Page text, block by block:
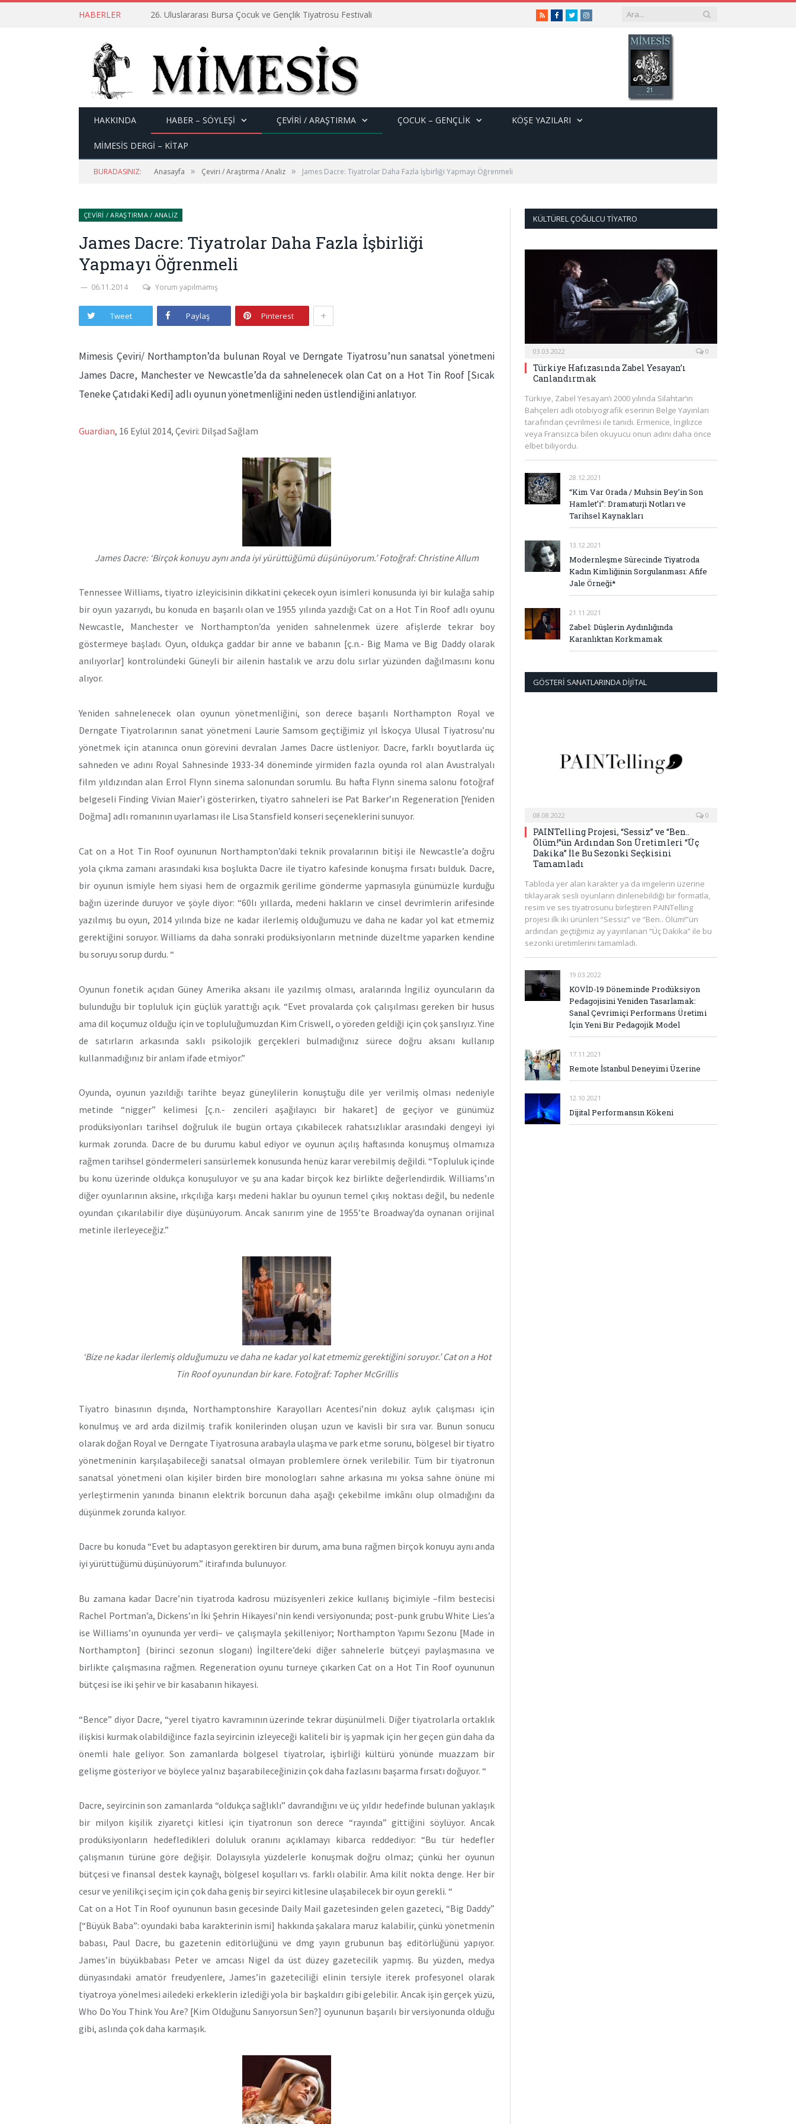
HABERLER 26. Uluslararası Bursa Çocuk ve Gençlik Tiyatrosu Festivali RSSFacebook
TwitterInstagram
HAKKINDA HABER – SÖYLEŞI ÇEVİRİ / ARAŞTIRMA ÇOCUK – GENÇLIK KÖŞE YAZILARI
MİMESİS DERGİ – KİTAP
BURADASINIZ: Anasayfa » Çeviri / Araştırma / Analiz » James Dacre: Tiyatrolar Daha Fazla İşbirliği Yapmayı Öğrenmeli
ÇEVIRI / ARAŞTIRMA / ANALIZ
James Dacre: Tiyatrolar Daha Fazla İşbirliği
Yapmayı Öğrenmeli
06.11.2014 Yorum yapılmamış
Tweet Paylaş Pinterest +
Mimesis Çeviri/ Northampton’da bulunan Royal ve Derngate Tiyatrosu’nun sanatsal yönetmeni
James Dacre, Manchester ve Newcastle’da da sahnelenecek olan Cat on a Hot Tin Roof [Sıcak
Teneke Çatıdaki Kedi] adlı oyunun yönetmenliğini neden üstlendiğini anlatıyor.
Guardian, 16 Eylül 2014, Çeviri: Dilşad Sağlam
James Dacre: ‘Birçok konuyu aynı anda iyi yürüttüğümü düşünüyorum.’ Fotoğraf: Christine Allum
Tennessee Williams, tiyatro izleyicisinin dikkatini çekecek oyun isimleri konusunda iyi bir kulağa sahip
bir oyun yazarıydı, bu konuda en başarılı olan ve 1955 yılında yazdığı Cat on a Hot Tin Roof adlı oyunu
Newcastle, Manchester ve Northampton’da yeniden sahnelenmek üzere afişlerde tekrar boy
göstermeye başladı. Oyun, oldukça gaddar bir anne ve babanın [ç.n.- Big Mama ve Big Daddy olarak
anılıyorlar] kontrolündeki Güneyli bir ailenin hastalık ve arzu dolu sırlar yüzünden dağılmasını konu
alıyor.
Yeniden sahnelenecek olan oyunun yönetmenliğini, son derece başarılı Northampton Royal ve
Derngate Tiyatrolarının sanat yönetmeni Laurie Samsom geçtiğimiz yıl İskoçya Ulusal Tiyatrosu’nu
yönetmek için atanınca onun görevini devralan James Dacre üstleniyor. Dacre, farklı boyutlarda üç
sahneden ve adını Royal Sahnesinde 1933-34 döneminde yirmiden fazla oyunda rol alan Avustralyalı
film yıldızından alan Errol Flynn sinema salonundan sorumlu. Bu hafta Flynn sinema salonu fotoğraf
belgeseli Finding Vivian Maier’i gösterirken, tiyatro sahneleri ise Pat Barker’ın Regeneration [Yeniden
Doğma] adlı romanının uyarlaması ile Lisa Stansfield konseri seçeneklerini sunuyor.
Cat on a Hot Tin Roof oyununun Northampton’daki teknik provalarının bitişi ile Newcastle’a doğru
yola çıkma zamanı arasındaki kısa boşlukta Dacre ile tiyatro kafesinde konuşma fırsatı bulduk. Dacre,
bir oyunun ismiyle hem siyasi hem de orgazmik gerilime gönderme yapmasıyla günümüzle kurduğu
bağın üzerinde duruyor ve şöyle diyor: “60lı yıllarda, medeni hakların ve cinsel devrimlerin arifesinde
yazılmış bu oyun, 2014 yılında bize ne kadar ilerlemiş olduğumuzu ve daha ne kadar yol kat etmemiz
gerektiğini soruyor. Williams da daha sonraki prodüksiyonların metninde düzeltme yaparken kendine
bu soruyu sorup durdu. “
Oyunun fonetik açıdan Güney Amerika aksanı ile yazılmış olması, aralarında İngiliz oyuncuların da
bulunduğu bir topluluk için güçlük yarattığı açık. “Evet provalarda çok çalışılması gereken bir husus
ama dil koçumuz olduğu için ve topluluğumuzdan Kim Criswell, o yöreden geldiği için çok şanslıyız. Yine
de satırların arkasında saklı psikolojik gerçekleri bulmadığınız sürece doğru aksanı kullanıp
kullanmadığınız bir anlam ifade etmiyor.”
Oyunda, oyunun yazıldığı tarihte beyaz güneylilerin konuştuğu dile yer verilmiş olması nedeniyle
metinde “nigger” kelimesi [ç.n.- zencileri aşağılayıcı bir hakaret] de geçiyor ve günümüz
prodüksiyonları tarihsel doğruluk ile bugün ortaya çıkabilecek rahatsızlıklar arasındaki dengeyi iyi
kurmak zorunda. Dacre de bu durumu kabul ediyor ve oyunun açılış haftasında konuşmuş olmamıza
rağmen tarihsel göndermeleri sansürlemek konusunda henüz karar verebilmiş değildi. “Topluluk içinde
bu konu üzerinde oldukça konuşuluyor ve şu ana kadar birçok kez birlikte değerlendirdik. Williams’ın
diğer oyunlarının aksine, ırkçılığa karşı medeni haklar bu oyunun temel çıkış noktası değil, bu nedenle
oyundan çıkarılabilir diye düşünüyorum. Ancak sanırım yine de 1955’te Broadway’da oynanan orijinal
metinle ilerleyeceğiz.”
‘Bize ne kadar ilerlemiş olduğumuzu ve daha ne kadar yol kat etmemiz gerektiğini soruyor.’ Cat on a Hot
Tin Roof oyunundan bir kare. Fotoğraf: Topher McGrillis
Tiyatro binasının dışında, Northamptonshire Karayolları Acentesi’nin dokuz aylık çalışması için
konulmuş ve ard arda dizilmiş trafik konilerinden oluşan uzun ve kavisli bir sıra var. Bunun sonucu
olarak doğan Royal ve Derngate Tiyatrosuna arabayla ulaşma ve park etme sorunu, bölgesel bir tiyatro
yönetmeninin karşılaşabileceği sanatsal olmayan problemlere örnek verilebilir. Tüm bir tiyatronun
sanatsal yönetmeni olan kişiler birden bire monologları sahne arkasına mı yoksa sahne önüne mi
yerleştirmenin yanında binanın elektrik borcunun daha aşağı çekebilme imkânı olup olmadığını da
düşünmek zorunda kalıyor.
Dacre bu konuda “Evet bu adaptasyon gerektiren bir durum, ama buna rağmen birçok konuyu aynı anda
iyi yürüttüğümü düşünüyorum.” itirafında bulunuyor.
Bu zamana kadar Dacre’nin tiyatroda kadrosu müzisyenleri zekice kullanış biçimiyle –film bestecisi
Rachel Portman’a, Dickens’ın İki Şehrin Hikayesi’nin kendi versiyonunda; post-punk grubu White Lies’a
ise Williams’ın oyununda yer verdi– ve çalışmayla şekilleniyor; Northampton Yapımı Sezonu [Made in
Northampton] (birinci sezonun sloganı) İngiltere’deki diğer sahnelerle bütçeyi paylaşmasına ve
birlikte çalışmasına rağmen. Regeneration oyunu turneye çıkarken Cat on a Hot Tin Roof oyununun
bütçesi ise iki şehir ve bir kasabanın hikayesi.
“Bence” diyor Dacre, “yerel tiyatro kavramının üzerinde tekrar düşünülmeli. Diğer tiyatrolarla ortaklık
ilişkisi kurmak olabildiğince fazla seyircinin izleyeceği kaliteli bir iş yapmak için her geçen gün daha da
önemli hale geliyor. Son zamanlarda bölgesel tiyatrolar, işbirliği kültürü yönünde muazzam bir
gelişme gösteriyor ve böylece yalnız başarabileceğinizin çok daha fazlasını başarma fırsatı doğuyor. “
Dacre, seyircinin son zamanlarda “oldukça sağlıklı” davrandığını ve üç yıldır hedefinde bulunan yaklaşık
bir milyon kişilik ziyaretçi kitlesi için tiyatronun son derece “rayında” gittiğini söylüyor. Ancak
prodüksiyonların hedefledikleri doluluk oranını açıklamayı kibarca reddediyor: “Bu tür hedefler
çalışmanın türüne göre değişir. Dolayısıyla yüzdelerle konuşmak doğru olmaz; çünkü her oyunun
bütçesi ve finansal destek kaynağı, bölgesel koşulları vs. farklı olabilir. Ama kilit nokta denge. Her bir
cesur ve yenilikçi seçim için çok daha geniş bir seyirci kitlesine ulaşabilecek bir oyun gerekli. “
Cat on a Hot Tin Roof oyununun basın gecesinde Daily Mail gazetesinden gelen gazeteci, “Big Daddy”
[“Büyük Baba”: oyundaki baba karakterinin ismi] hakkında şakalara maruz kalabilir, çünkü yönetmenin
babası, Paul Dacre, bu gazetenin editörlüğünü ve dmg yayın grubunun baş editörlüğünü yapıyor.
James’in büyükbabası Peter ve amcası Nigel da üst düzey gazetecilik yapmış. Bu yüzden, medya
dünyasındaki amatör freudyenlere, James’in gazeteciliği elinin tersiyle iterek profesyonel olarak
tiyatroya yönelmesi ailedeki erkeklerin izlediği yola bir başkaldırı gibi gelebilir. Ancak işin gerçek yüzü,
Who Do You Think You Are? [Kim Olduğunu Sanıyorsun Sen?] oyununun başarılı bir versiyonunda olduğu
gibi, aslında çok daha karmaşık.
KÜLTÜREL ÇOĞULCU TIYATRO
03.03.2022 0
Türkiye Hafızasında Zabel Yesayan’ı
Canlandırmak
Türkiye, Zabel Yesayan’ı 2000 yılında Silahtar’ın
Bahçeleri adlı otobiyografik eserinin Belge Yayınları
tarafından çevrilmesi ile tanıdı. Ermenice, İngilizce
veya Fransızca bilen okuyucu onun adını daha önce
elbet biliyordu.
28.12.2021
“Kim Var Orada / Muhsin Bey’in Son
Hamlet’i”: Dramaturji Notları ve
Tarihsel Kaynakları
13.12.2021
Modernleşme Sürecinde Tiyatroda
Kadın Kimliğinin Sorgulanması: Afife
Jale Örneği*
21.11.2021
Zabel: Düşlerin Aydınlığında
Karanlıktan Korkmamak
GÖSTERI SANATLARINDA DIJITAL
08.08.2022 0
PAINTelling Projesi, “Sessiz” ve “Ben..
Ölüm!”ün Ardından Son Üretimleri “Üç
Dakika” İle Bu Sezonki Seçkisini
Tamamladı
Tabloda yer alan karakter ya da imgelerin üzerine
tıklayarak sesli oyunların dinlenebildiği bir formatla,
resim ve ses tiyatrosunu birleştiren PAINTelling
projesi ilk iki ürünleri “Sessiz” ve “Ben.. Ölüm!”ün
ardından geçtiğimiz ay yayınlanan “Üç Dakika” ile bu
sezonki üretimlerini tamamladı.
19.03.2022
KOVİD-19 Döneminde Prodüksiyon
Pedagojisini Yeniden Tasarlamak:
Sanal Çevrimiçi Performans Üretimi
İçin Yeni Bir Pedagojik Model
17.11.2021
Remote İstanbul Deneyimi Üzerine
12.10.2021
Dijital Performansın Kökeni